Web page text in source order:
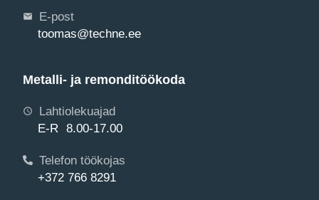
E-post
toomas@techne.ee
Metalli- ja remonditöökoda
Lahtiolekuajad
E-R 8.00-17.00
Telefon töökojas
+372 766 8291